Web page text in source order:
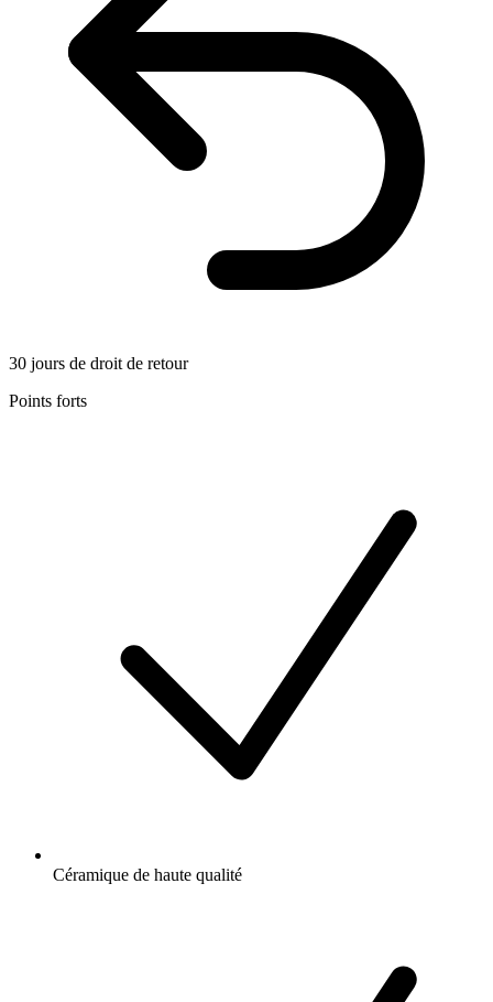
30 jours de droit de retour
Points forts
Céramique de haute qualité